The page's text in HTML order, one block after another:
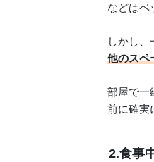
などはペ
しかし、
他のスペ
部屋で一
前に確実
2.食事